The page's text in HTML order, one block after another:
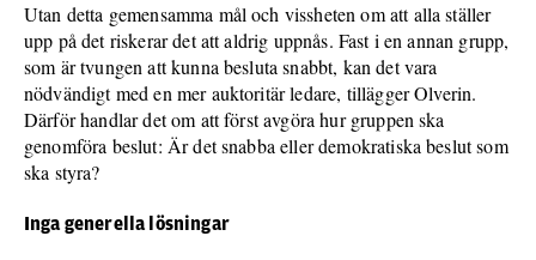
Utan detta gemensamma mål och vissheten om att alla ställer
upp på det riskerar det att aldrig uppnås. Fast i en annan grupp,
som är tvungen att kunna besluta snabbt, kan det vara
nödvändigt med en mer auktoritär ledare, tillägger Olverin.
Därför handlar det om att först avgöra hur gruppen ska
genomföra beslut: Är det snabba eller demokratiska beslut som
ska styra?
Inga generella lösningar